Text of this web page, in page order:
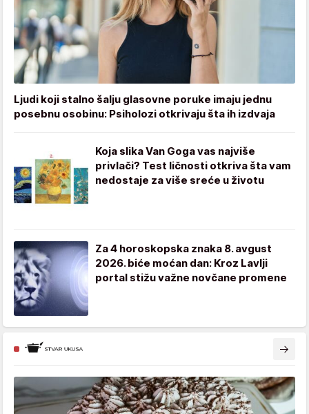
Ljudi koji stalno šalju glasovne poruke imaju jednu
posebnu osobinu: Psiholozi otkrivaju šta ih izdvaja
Koja slika Van Goga vas najviše
privlači? Test ličnosti otkriva šta vam
nedostaje za više sreće u životu
Za 4 horoskopska znaka 8. avgust
2026. biće moćan dan: Kroz Lavlji
portal stižu važne novčane promene